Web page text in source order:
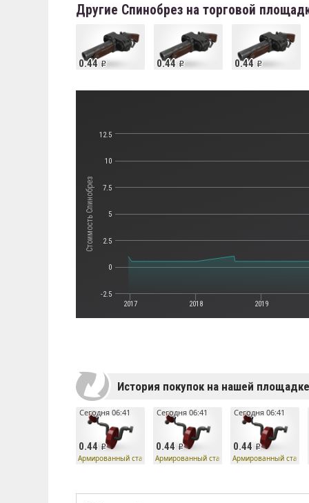
Другие Спинобрез на торговой
0.44 0.44 0.44
Стоимость Спинобрез
2017 2018 2019
-2.5
0
2.5
5
7.5
10
12.5
История покупок на нашей площадке
0.44
Сегодня 06:41
Армированный стабилизатор бомбы робота
0.44
Сегодня 06:41
Армированный стабилизатор бомбы робота
0.44
Сегодня 06:41
Армированный